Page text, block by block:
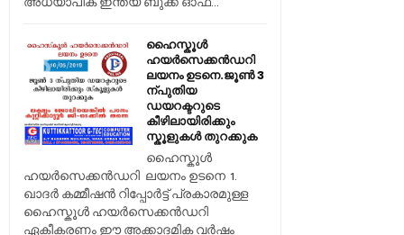
ഹൈസ്കൂൾ
ഹയർസെക്കൻഡറി
ലയനം ഉടനെ.ജൂൺ 3
ന്പുതിയ
ഡയറക്ടറുടെ
കീഴിലായിരിക്കും
സ്കൂളുകൾ തുറക്കുക
ഹൈസ്കൂൾ
ഹയർസെക്കൻഡറി ലയനം ഉടനെ 1.
ഖാദർ കമ്മീഷൻ റിപ്പോർട്ട് പ്രകാരമുള്ള
ഹൈസ്കൂൾ ഹയർസെക്കൻഡറി
ഏകീകരണം ഈ അക്കാദമിക വർഷം